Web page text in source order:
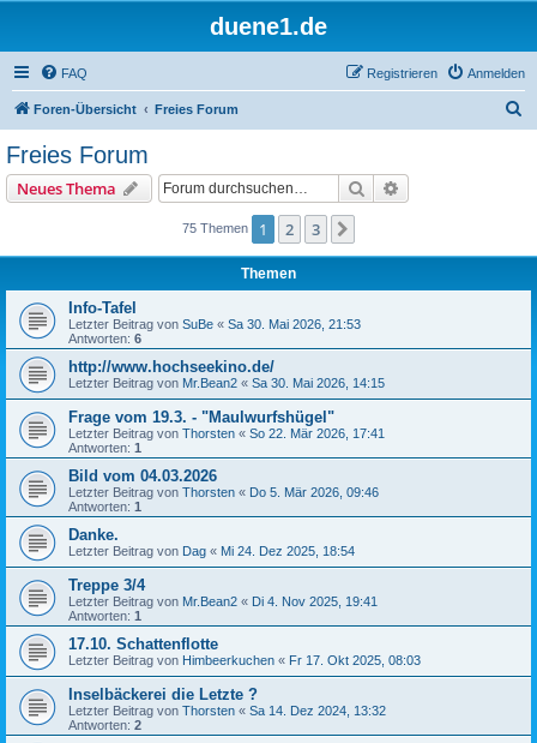
duene1.de
FAQ Anmelden
Registrieren
Foren-Übersicht Freies Forum
Freies Forum
Neues Thema Suche
75 Themen 1 2 3
Themen
Info-Tafel
Letzter Beitrag von SuBe « Sa 30. Mai 2026, 21:53
Antworten: 6
http://www.hochseekino.de/
Letzter Beitrag von Mr.Bean2 « Sa 30. Mai 2026, 14:15
Frage vom 19.3. - "Maulwurfshügel"
Letzter Beitrag von Thorsten « So 22. Mär 2026, 17:41
Antworten: 1
Bild vom 04.03.2026
Letzter Beitrag von Thorsten « Do 5. Mär 2026, 09:46
Antworten: 1
Danke.
Letzter Beitrag von Dag « Mi 24. Dez 2025, 18:54
Treppe 3/4
Letzter Beitrag von Mr.Bean2 « Di 4. Nov 2025, 19:41
Antworten: 1
17.10. Schattenflotte
Letzter Beitrag von Himbeerkuchen « Fr 17. Okt 2025, 08:03
Inselbäckerei die Letzte ?
Letzter Beitrag von Thorsten « Sa 14. Dez 2024, 13:32
Antworten: 2